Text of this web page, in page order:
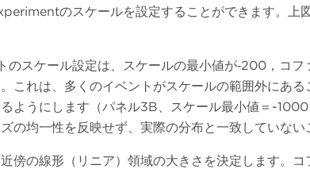
のスケールを設定することができます。上
のスケール設定は、スケールの最小値が‐200，コ
これは、多くのイベントがスケールの範囲外にあ
ようにします（パネル3B、スケール最小値＝-
の均一性を反映せず、実際の分布と一致していない
傍の線形（リニア）領域の大きさを決定します。